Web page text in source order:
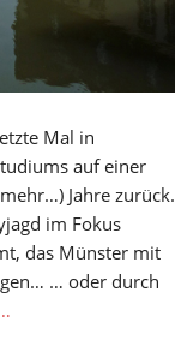
Mal in
auf einer
Jahre zurück.
im Fokus
das Münster mit
… oder durch